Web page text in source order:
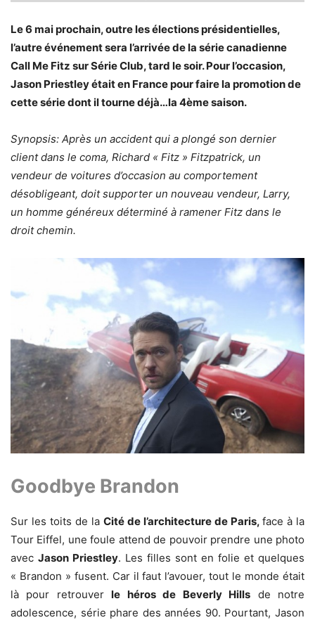
Le 6 mai prochain, outre les élections présidentielles,
l’autre événement sera l’arrivée de la série canadienne
Call Me Fitz sur Série Club, tard le soir. Pour l’occasion,
Jason Priestley était en France pour faire la promotion de
cette série dont il tourne déjà…la 4ème saison.
Synopsis: Après un accident qui a plongé son dernier
client dans le coma, Richard « Fitz » Fitzpatrick, un
vendeur de voitures d’occasion au comportement
désobligeant, doit supporter un nouveau vendeur, Larry,
un homme généreux déterminé à ramener Fitz dans le
droit chemin.
Goodbye Brandon
Sur les toits de la Cité de l’architecture de Paris, face à la
Tour Eiffel, une foule attend de pouvoir prendre une photo
avec Jason Priestley. Les filles sont en folie et quelques
« Brandon » fusent. Car il faut l’avouer, tout le monde était
là pour retrouverle héros de Beverly Hills de notre
adolescence, série phare des années 90. Pourtant, Jason